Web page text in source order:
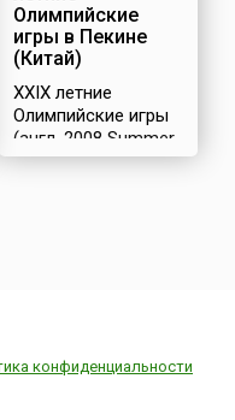
Олимпийские
игры в Пекине
(Китай)
XXIX летние
Олимпийские игры
(англ. 2008 Summer
Olympics)
(Франция), Стамбул
конфиденциальности